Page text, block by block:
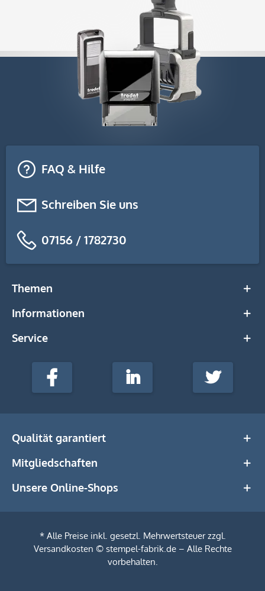
FAQ & Hilfe
Schreiben Sie uns
07156 / 1782730
Themen
Informationen
Service
stempel-
Media
Facebook LinkedIn Twitter
Qualität garantiert
Mitgliedschaften
Unsere Online-Shops
* Alle Preise inkl. gesetzl. Mehrwertsteuer zzgl.
Versandkosten © stempel-fabrik.de – Alle Rechte
vorbehalten.